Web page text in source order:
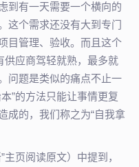
到有一天需要一个横向的
这个需求还没有大到专门
目管理、验收。而且这个
供应商驾轻就熟，最多就
问题是类似的痛点不止一
”的方法只能让事情更复
成的，我们称之为“自我拿
页阅读原文）中提到，